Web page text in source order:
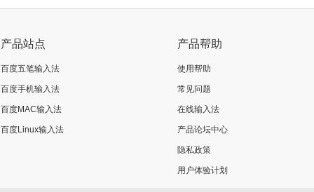
产品站点
百度五笔输入法
百度手机输入法
百度MAC输入法
百度Linux输入法
产品帮助
使用帮助
常见问题
在线输入法
产品论坛中心
隐私政策
用户体验计划